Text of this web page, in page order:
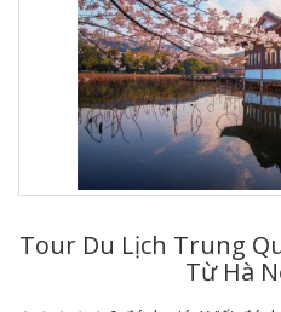
Tour Du Lịch Trung
Từ Hà